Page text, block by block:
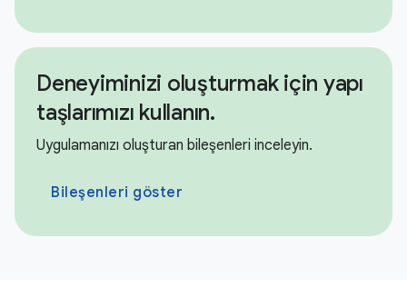
Deneyiminizi oluşturmak için yapı
taşlarımızı kullanın.
Uygulamanızı oluşturan bileşenleri inceleyin.
Bileşenleri göster